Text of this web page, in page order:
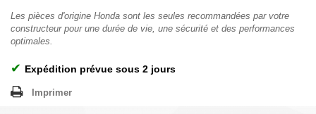
Les pièces d'origine Honda sont les seules recommandées par votre
constructeur pour une durée de vie, une sécurité et des performances
optimales.
✔ Expédition prévue sous 2 jours
Imprimer